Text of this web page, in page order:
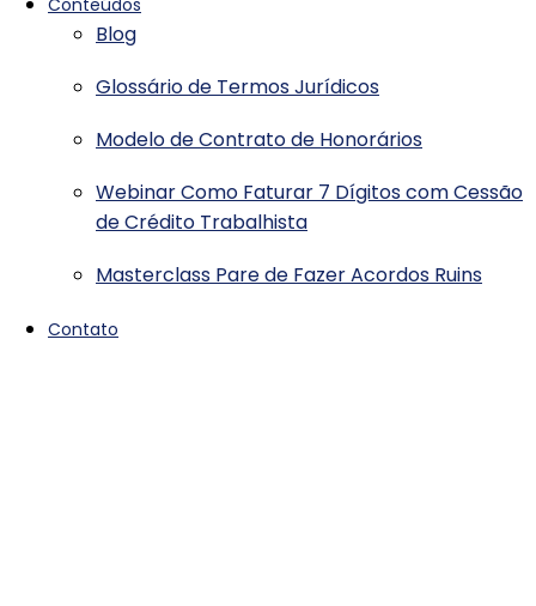
Blog
Glossário de Termos Jurídicos
Modelo de Contrato de Honorários
Webinar Como Faturar 7 Dígitos com Cessão
de Crédito Trabalhista
Masterclass Pare de Fazer Acordos Ruins
Contato